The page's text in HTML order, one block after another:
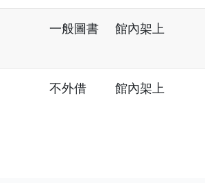
一般圖書 館內架上
不外借 館內架上